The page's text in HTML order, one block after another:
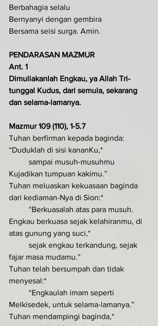
Berbahagia selalu
Bernyanyi dengan gembira
Bersama seisi surga. Amin.
PENDARASAN MAZMUR
Ant. 1
Dimuliakanlah Engkau, ya Allah Tri­
tunggal Kudus, dari semula, sekarang
dan selama-lamanya.
Mazmur 109 (110), 1-5.7
Tuhan berfirman kepada baginda:
“Duduklah di sisi kananKu,*
Kujadikan tumpuan kakimu.”
Tuhan meluaskan kekuasaan baginda
dari kediaman-Nya di Sion:*
	“Berkuasalah atas para musuh.
Engkau berkuasa sejak kelahiranmu, di
atas gunung yang suci,*
fajar masa mudamu.”
Tuhan telah bersumpah dan tidak
menyesal:*
Melkisedek, untuk selama-lamanya.”
Tuhan mendampingi baginda,*